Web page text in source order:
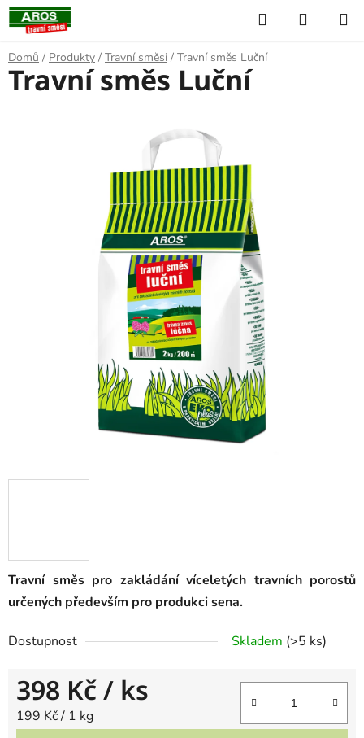
Přejít
na
obsah
Hledat
KOŠÍK
Domů / Produkty / Travní směsi / Travní směs Luční
Travní směs pro zakládání víceletých travních porostů
určených především pro produkci sena.
Dostupnost Skladem (>5 ks)
398 Kč/ ks
Měrná cena:
199 Kč / 1 kg
Travní směs Luční